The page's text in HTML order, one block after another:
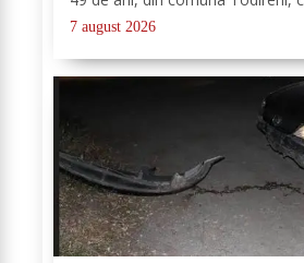
comiterea infracțiunii de
influența alcoolului. În urma...
7 august 2026